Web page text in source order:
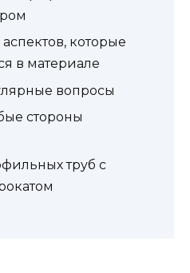
которые
в материале
вопросы
стороны
труб с